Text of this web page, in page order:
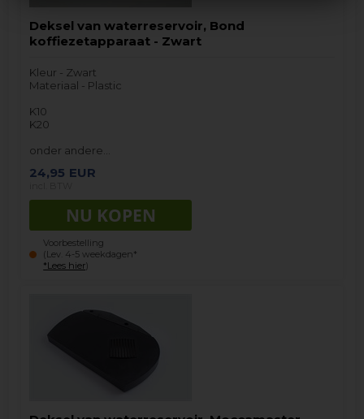
Deksel van waterreservoir, Bond
koffiezetapparaat - Zwart
Kleur - Zwart
Materiaal - Plastic
K10
K20
onder andere…
24,95 EUR
Voorbestelling
(Lev. 4-5 weekdagen*
*Lees hier)